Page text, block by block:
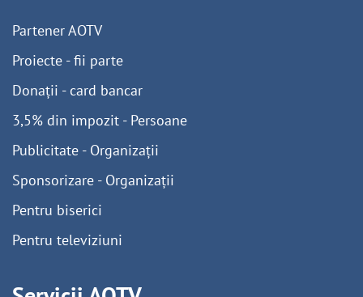
Partener AOTV
Proiecte - fii parte
Donații - card bancar
3,5% din impozit - Persoane
Publicitate - Organizații
Sponsorizare - Organizații
Pentru biserici
Pentru televiziuni